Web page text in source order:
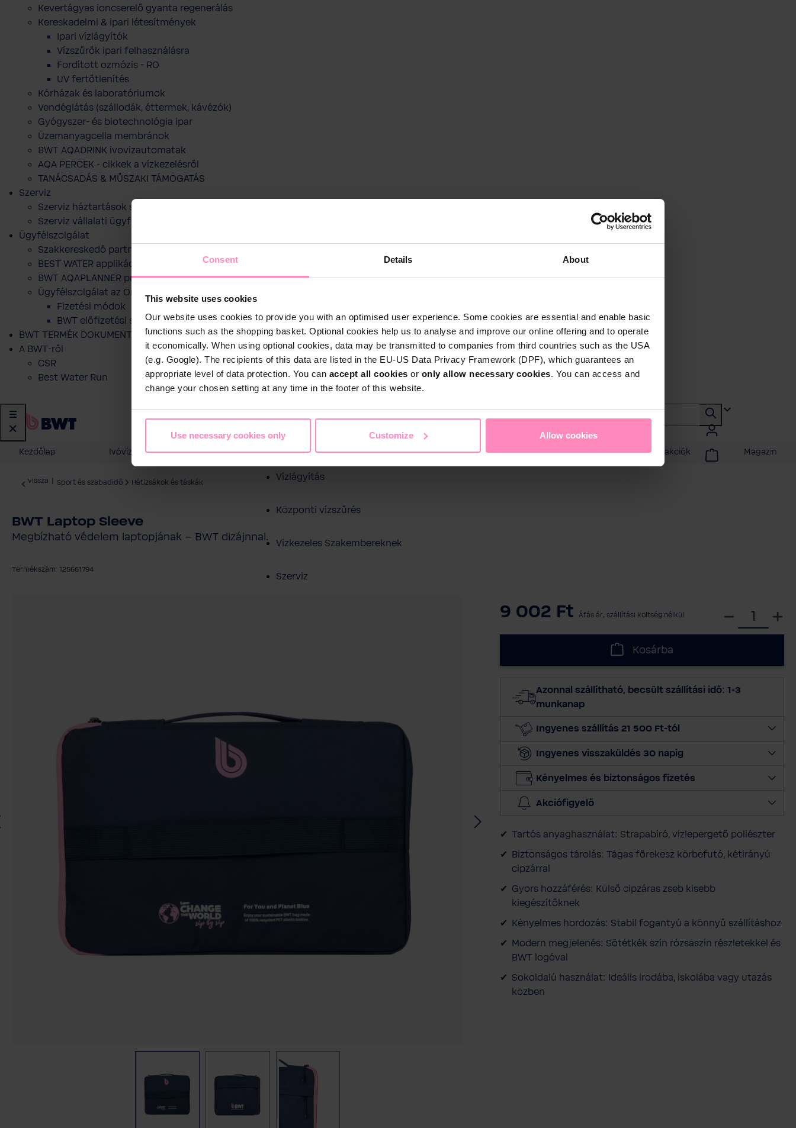
Consent Details About
This website uses cookies
Our website uses cookies to provide you with an optimised user experience. Some cookies are essential and enable basic
functions such as the shopping basket. Optional cookies help us to analyse and improve our online offering and to operate
it economically. When using optional cookies, data may be transmitted to companies from third countries such as the USA
(e.g. Google). The recipients of this data are listed in the EU-US Data Privacy Framework (DPF), which guarantees an
appropriate level of data protection. You can accept all cookies or only allow necessary cookies. You can access and
change your chosen setting at any time in the footer of this website.
Use necessary cookies only Customize Allow cookies
Kevertágyas ioncserelő gyanta regenerálás
Kereskedelmi & ipari létesítmények
Ipari vízlágyítók
Vízszűrők ipari felhasználásra
Fordított ozmózis - RO
UV fertőtlenítés
Kórházak és laboratóriumok
Vendéglátás (szállodák, éttermek, kávézók)
Gyógyszer- és biotechnológia ipar
Üzemanyagcella membránok
BWT AQADRINK ivovizautomatak
AQA PERCEK - cikkek a vízkezelésről
TANÁCSADÁS & MŰSZAKI TÁMOGATÁS
Szerviz
Szerviz háztartások számára
Szerviz vállalati ügyfelek számára
Ügyfélszolgálat
Szakkereskedő partnereink
BEST WATER applikáció
BWT AQAPLANNER program
Ügyfélszolgálat az Online webshophoz
Fizetési módok
BWT előfizetési szolgáltatása
BWT TERMÉK DOKUMENTÁCIÓ
A BWT-ről
CSR
Best Water Run
Shop
Ivóvíz szűrés
Vízlágyítás
Központi vízszűrés
Vizkezeles Szakembereknek
Szerviz
Kezdőlap Ivóvíz szűrés Otthoni vízkezelés Medence víztisztítás Sport és szabadidő Promóciók és akciók Magazin
vissza Sport és szabadidő Hátizsákok és táskák
BWT Laptop Sleeve
Megbízható védelem laptopjának – BWT dizájnnal.
Termékszám: 125661794
9 002 Ft Áfás ár, szállítási költség nélkül
s
e
n
i
e
Kosárba
Azonnal szállítható, becsült szállítási idő: 1-3
munkanap
Ingyenes szállítás 21 500 Ft-tól
Ingyenes visszaküldés 30 napig
Kényelmes és biztonságos fizetés
Akciófigyelő
Tartós anyaghasználat: Strapabíró, vízlepergető poliészter
Biztonságos tárolás: Tágas főrekesz körbefutó, kétirányú
cipzárral
Gyors hozzáférés: Külső cipzáras zseb kisebb
kiegészítőknek
Kényelmes hordozás: Stabil fogantyú a könnyű szállításhoz
Modern megjelenés: Sötétkék szín rózsaszín részletekkel és
BWT logóval
Sokoldalú használat: Ideális irodába, iskolába vagy utazás
közben